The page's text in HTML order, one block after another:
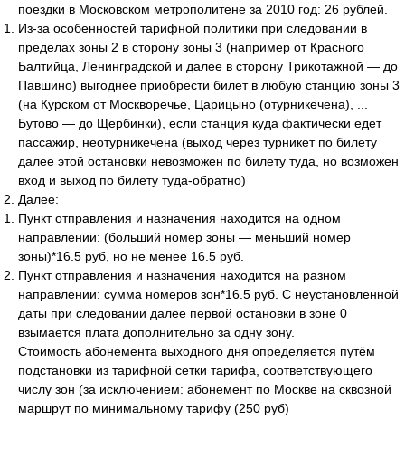
поездки в Московском метрополитене за 2010 год: 26 рублей.
Из-за особенностей тарифной политики при следовании в
пределах зоны 2 в сторону зоны 3 (например от Красного
Балтийца, Ленинградской и далее в сторону Трикотажной — до
Павшино) выгоднее приобрести билет в любую станцию зоны 3
(на Курском от Москворечье, Царицыно (отурникечена), ...
Бутово — до Щербинки), если станция куда фактически едет
пассажир, неотурникечена (выход через турникет по билету
далее этой остановки невозможен по билету туда, но возможен
вход и выход по билету туда-обратно)
Далее:
Пункт отправления и назначения находится на одном
направлении: (больший номер зоны — меньший номер
зоны)*16.5 руб, но не менее 16.5 руб.
Пункт отправления и назначения находится на разном
направлении: сумма номеров зон*16.5 руб. С неустановленной
даты при следовании далее первой остановки в зоне 0
взымается плата дополнительно за одну зону.
Стоимость абонемента выходного дня определяется путём
подстановки из тарифной сетки тарифа, соответствующего
числу зон (за исключением: абонемент по Москве на сквозной
маршрут по минимальному тарифу (250 руб)